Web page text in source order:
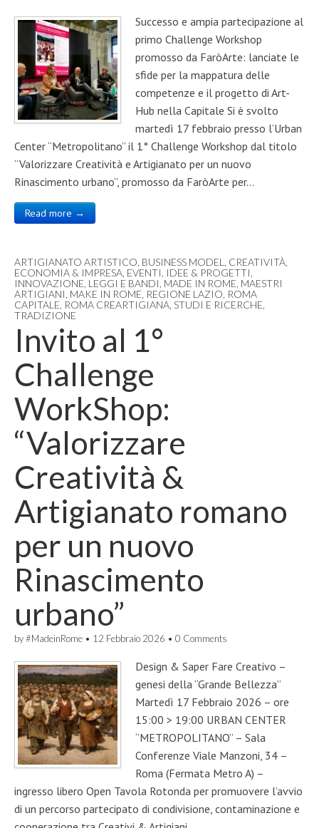
Successo e ampia partecipazione al
primo Challenge Workshop
promosso da FaròArte: lanciate le
sfide per la mappatura delle
competenze e il progetto di Art-
Hub nella Capitale Si è svolto
martedì 17 febbraio presso l’Urban
Center “Metropolitano” il 1° Challenge Workshop dal titolo
“Valorizzare Creatività e Artigianato per un nuovo
Rinascimento urbano”, promosso da FaròArte per…
Read more →
ARTIGIANATO ARTISTICO BUSINESS MODEL CREATIVITÀ
ECONOMIA & IMPRESA EVENTI IDEE & PROGETTI
INNOVAZIONE LEGGI E BANDI MADE IN ROME MAESTRI
ARTIGIANI MAKE IN ROME REGIONE LAZIO ROMA
CAPITALE ROMA CREARTIGIANA STUDI E RICERCHE
TRADIZIONE
Invito al 1°
Challenge
WorkShop:
“Valorizzare
Creatività &
Artigianato romano
per un nuovo
Rinascimento
urbano”
by#MadeinRome • 12 Febbraio 2026 • 0 Comments
Design & Saper Fare Creativo –
genesi della “Grande Bellezza”
Martedì 17 Febbraio 2026 – ore
15:00 > 19:00 URBAN CENTER
“METROPOLITANO” – Sala
Conferenze Viale Manzoni, 34 –
Roma (Fermata Metro A) –
ingresso libero Open Tavola Rotonda per promuovere l’avvio
di un percorso partecipato di condivisione, contaminazione e